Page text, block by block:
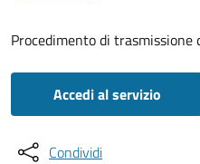
Procedimento di
Accedi al servizio
Condividi